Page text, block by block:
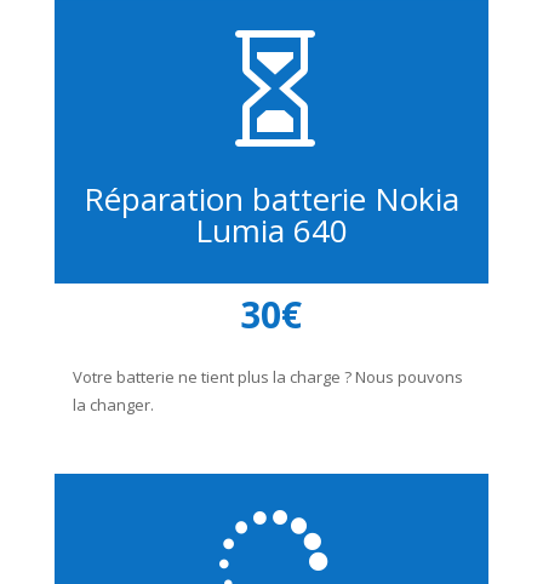

Réparation batterie Nokia
Lumia 640
30€
Votre batterie ne tient plus la charge ? Nous pouvons
la changer.